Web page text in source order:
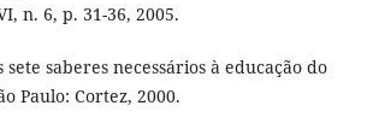
n. 6, p. 31-36, 2005.
sete saberes necessários à educação do
Paulo: Cortez, 2000.